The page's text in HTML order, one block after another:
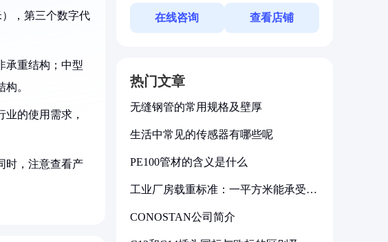
），第三个数字代
承重结构；中型
。
的使用需求，
时，注意查看产
在线咨询 查看店铺
热门文章
无缝钢管的常用规格及壁厚
生活中常见的传感器有哪些呢
PE100管材的含义是什么
工业厂房载重标准：一平方米能承受多
CONOSTAN公司简介